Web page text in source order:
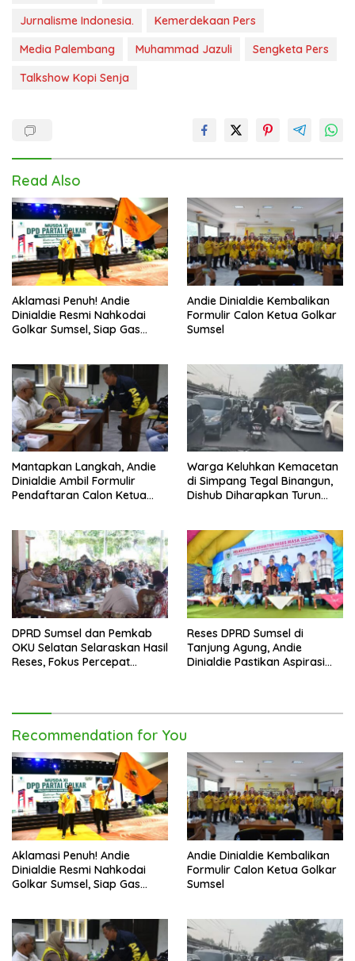
Jurnalisme Indonesia.
Kemerdekaan Pers
Media Palembang
Muhammad Jazuli
Sengketa Pers
Talkshow Kopi Senja
Read Also
Aklamasi Penuh! Andie
Dinialdie Resmi Nahkodai
Golkar Sumsel, Siap Gas
Andie Dinialdie Kembalikan
Formulir Calon Ketua Golkar
Sumsel
Mantapkan Langkah, Andie
Dinialdie Ambil Formulir
Pendaftaran Calon Ketua
Warga Keluhkan Kemacetan
di Simpang Tegal Binangun,
Dishub Diharapkan Turun
DPRD Sumsel dan Pemkab
OKU Selatan Selaraskan Hasil
Reses, Fokus Percepat
Reses DPRD Sumsel di
Tanjung Agung, Andie
Dinialdie Pastikan Aspirasi
Recommendation for You
Aklamasi Penuh! Andie
Dinialdie Resmi Nahkodai
Golkar Sumsel, Siap Gas
Andie Dinialdie Kembalikan
Formulir Calon Ketua Golkar
Sumsel